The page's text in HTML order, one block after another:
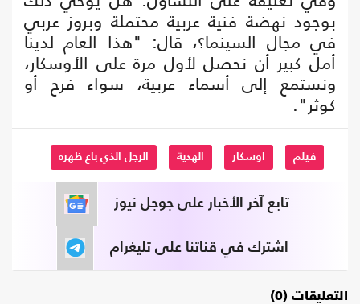
بوجود نهضة فنية عربية محتملة وبروز عربي
في مجال السينما؟، قال: "هذا العام لدينا
أمل كبير أن نحصل لأول مرة على الأوسكار،
ونستمع إلى أسماء عربية، سواء فرح أو
كوثر".
فيلم اوسكار الهدية الرجل الذي باع ظهره
تابع آخر الأخبار على جوجل نيوز
اشترك في قناتنا على تليغرام
التعليقات (0)